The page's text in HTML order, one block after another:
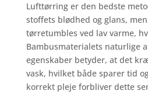
Lufttørring er den bedste
stoffets blødhed og glans,
tørretumbles ved lav varme,
Bambusmaterialets naturlige
egenskaber betyder, at det
vask, hvilket både sparer tid
korrekt pleje forbliver dette